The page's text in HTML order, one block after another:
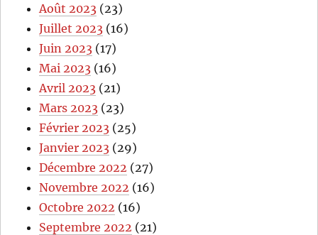
Août 2023 (23)
Juillet 2023 (16)
Juin 2023 (17)
Mai 2023 (16)
Avril 2023 (21)
Mars 2023 (23)
Février 2023 (25)
Janvier 2023 (29)
Décembre 2022 (27)
Novembre 2022 (16)
Octobre 2022 (16)
Septembre 2022 (21)